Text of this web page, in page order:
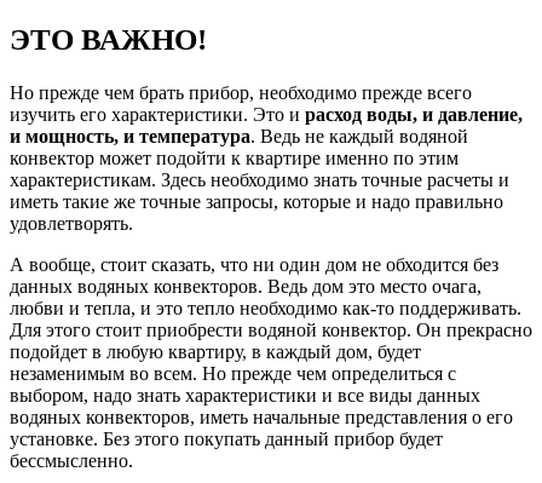
ЭТО ВАЖНО!
Но прежде чем брать прибор, необходимо прежде всего
изучить его характеристики. Это и расход воды, и давление,
и мощность, и температура. Ведь не каждый водяной
конвектор может подойти к квартире именно по этим
характеристикам. Здесь необходимо знать точные расчеты и
иметь такие же точные запросы, которые и надо правильно
удовлетворять.
А вообще, стоит сказать, что ни один дом не обходится без
данных водяных конвекторов. Ведь дом это место очага,
любви и тепла, и это тепло необходимо как-то поддерживать.
Для этого стоит приобрести водяной конвектор. Он прекрасно
подойдет в любую квартиру, в каждый дом, будет
незаменимым во всем. Но прежде чем определиться с
выбором, надо знать характеристики и все виды данных
водяных конвекторов, иметь начальные представления о его
установке. Без этого покупать данный прибор будет
бессмысленно.